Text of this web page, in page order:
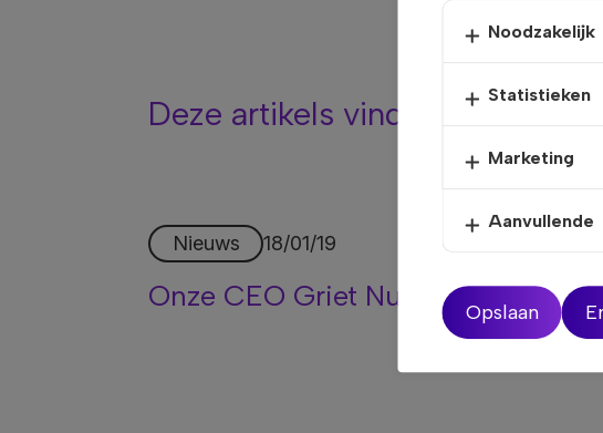
Noodzakelijk
Statistieken
Marketing
Aanvullende
Opslaan
Deze artikels vind je misschien
Nieuws 18/01/19
Onze CEO Griet Nuytinck te gast